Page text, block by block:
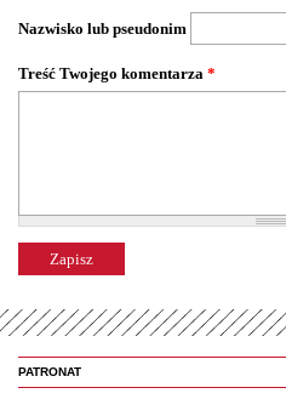
o
n
y
Nazwisko lub pseudonim
Treść Twojego komentarza *
PATRONAT